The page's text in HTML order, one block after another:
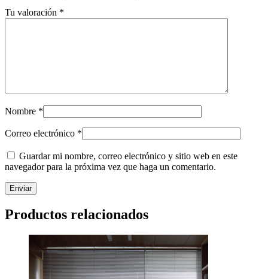
Tu valoración *
Nombre *
Correo electrónico *
Guardar mi nombre, correo electrónico y sitio web en este
navegador para la próxima vez que haga un comentario.
Productos relacionados